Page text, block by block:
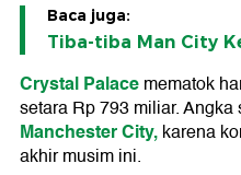
Baca juga:
Tiba-tiba Man City
Crystal Palacemematok
setara Rp 793 miliar.
Manchester City,karena
akhir musim ini.